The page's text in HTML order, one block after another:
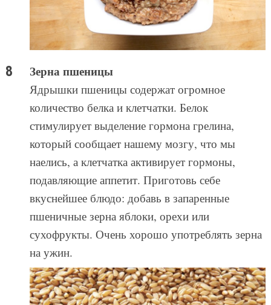
Зерна пшеницы
Ядрышки пшеницы содержат огромное
количество белка и клетчатки. Белок
стимулирует выделение гормона грелина,
который сообщает нашему мозгу, что мы
наелись, а клетчатка активирует гормоны,
подавляющие аппетит. Приготовь себе
вкуснейшее блюдо: добавь в запаренные
пшеничные зерна яблоки, орехи или
сухофрукты. Очень хорошо употреблять зерна
на ужин.